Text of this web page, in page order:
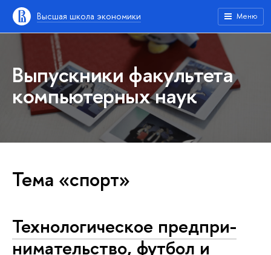
Высшая школа экономики Меню
Выпускники факультета
компьютерных наук
Тема «спорт»
Тех­но­ло­ги­че­ское пред­при­
ни­ма­тель­ство, футбол и